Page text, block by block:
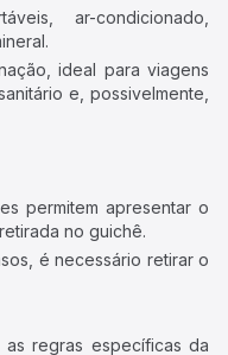
ar-condicionado,
ideal para viagens
e, possivelmente,
permitem apresentar o
no guichê.
é necessário retirar o
regras específicas da